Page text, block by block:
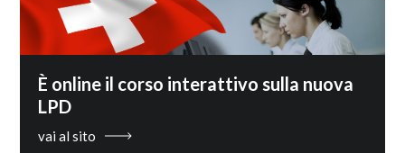
È online il corso interattivo sulla nuova
LPD
vai al sito